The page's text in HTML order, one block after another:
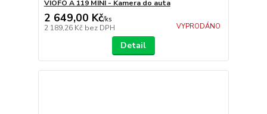
VIOFO A 119 MINI - Kamera do auta
2 649,00 Kč/ks
2 189,26 Kč bez DPH VYPRODÁNO
Detail